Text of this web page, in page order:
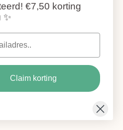
€7,50 korting
✨
Claim korting